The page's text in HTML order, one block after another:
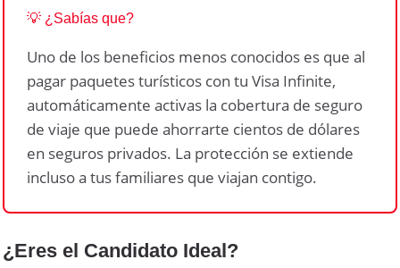
💡 ¿Sabías que?
Uno de los beneficios menos conocidos es que al
pagar paquetes turísticos con tu Visa Infinite,
automáticamente activas la cobertura de seguro
de viaje que puede ahorrarte cientos de dólares
en seguros privados. La protección se extiende
incluso a tus familiares que viajan contigo.
¿Eres el Candidato Ideal?